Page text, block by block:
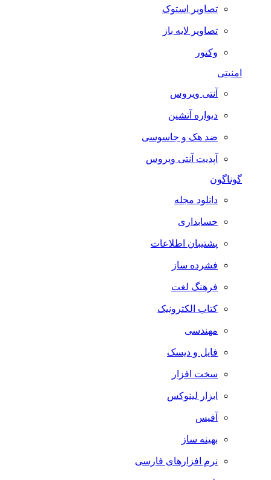
تصاویر استوک
تصاویر لایه باز
وکتور
آنتی ویروس
دیواره آتشین
ضد هک و جاسوسی
آپدیت آنتی ویروس
گوناگون
دانلود مجله
حسابداری
پشتیبان اطلاعات
فشرده ساز
فرهنگ لغت
کتاب الکترونیک
مهندسی
فایل و دیسک
سخت افزار
ابزار لینوکس
آفیس
بهینه ساز
نرم افزارهای فارسی